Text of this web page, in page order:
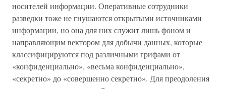
носителей информации. Оперативные сотрудники
разведки тоже не гнушаются открытыми источниками
информации, но она для них служит лишь фоном и
направляющим вектором для добычи данных, которые
классифицируются под различными грифами от
«конфиденциально», «весьма конфиденциально»,
«секретно» до «совершенно секретно». Для преодоления